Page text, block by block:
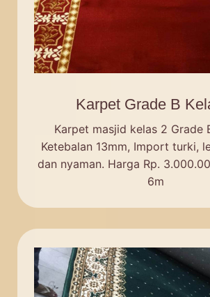
Karpet Grade B
Karpet masjid kelas 2 Grade
Ketebalan 13mm, Import turki,
dan nyaman. Harga Rp.
6m